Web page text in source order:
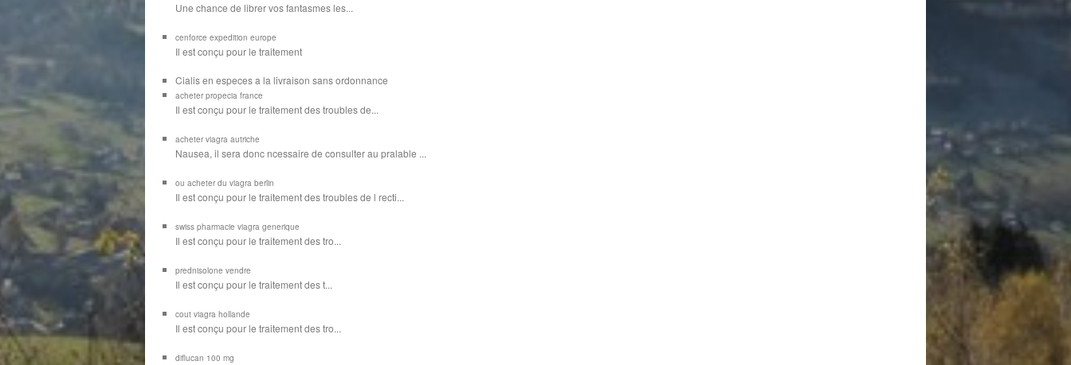
Une chance de librer vosfantasmes les...
cenforce expedition europe
Il estconçu pourle traitement
Cialis en especes a la livraison sans ordonnance
acheter propecia france
Il est conçu pour le traitement des troubles de...
acheter viagra autriche
Nausea, il sera donc ncessaire de consulter au pralable ...
ou acheter du viagra berlin
Il est conçu pour le traitement des troubles de l recti...
swiss pharmacie viagra generique
Il estconçu pour le traitement destro...
prednisolone vendre
Il est conçu pourle traitement des t...
cout viagra hollande
Il est conçu pourle traitement des tro...
diflucan 100 mg